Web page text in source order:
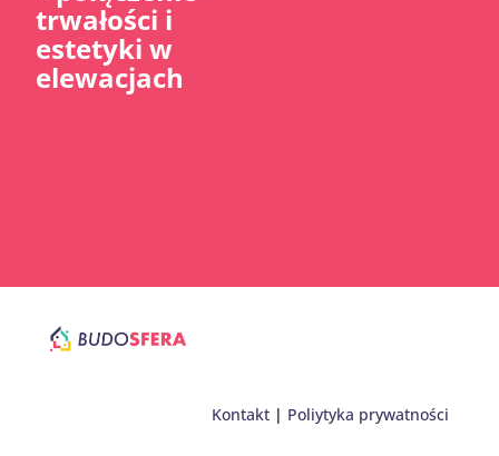
trwałości i
estetyki w
elewacjach
Kontakt | Poliytyka prywatności